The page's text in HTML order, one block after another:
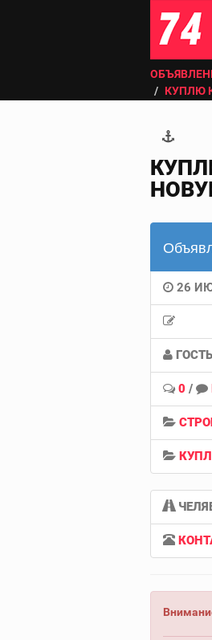
КУПЛЮ
26
ГОСТЬ
0 /